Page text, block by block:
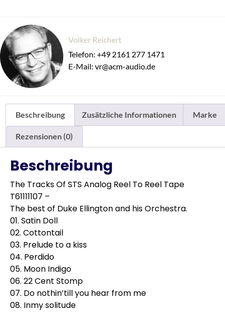
Volker Reichert
Telefon: +49 2161 277 1471
E-Mail: vr@acm-audio.de
Beschreibung Zusätzliche Informationen Marke
Rezensionen (0)
Beschreibung
The Tracks Of STS Analog Reel To Reel Tape
T61111107 –
The best of Duke Ellington and his Orchestra.
01. Satin Doll
02. Cottontail
03. Prelude to a kiss
04. Perdido
05. Moon Indigo
06. 22 Cent Stomp
07. Do nothin’till you hear from me
08. Inmy solitude